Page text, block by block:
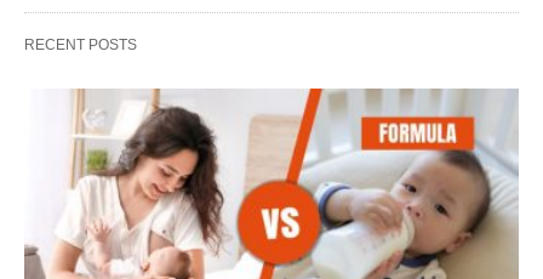
RECENT POSTS